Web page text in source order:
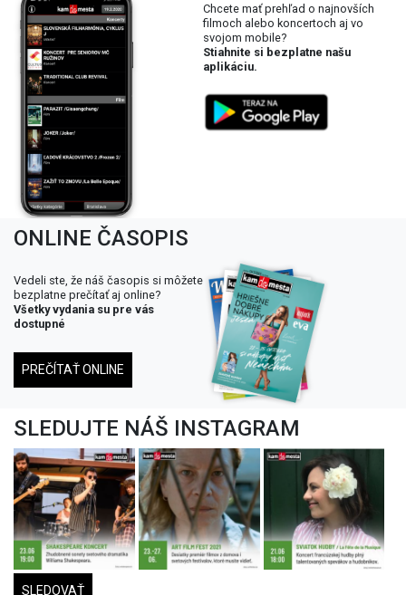
Chcete mať prehľad o najnovších
filmoch alebo koncertoch aj vo
svojom mobile?
Stiahnite si bezplatne našu
aplikáciu.
ONLINE ČASOPIS
Vedeli ste, že náš časopis si môžete
bezplatne prečítať aj online?
Všetky vydania su pre vás
dostupné
PREČÍTAŤ ONLINE
SLEDUJTE NÁŠ INSTAGRAM
SLEDOVAŤ